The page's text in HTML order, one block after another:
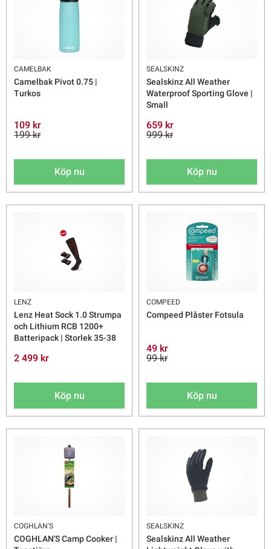
CAMELBAK
Camelbak Pivot 0.75 |
Turkos
109 kr
199 kr
Köp nu
SEALSKINZ
Sealskinz All Weather
Waterproof Sporting Glove |
Small
659 kr
999 kr
Köp nu
LENZ
Lenz Heat Sock 1.0 Strumpa
och Lithium RCB 1200+
Batteripack | Storlek 35-38
2 499 kr
Köp nu
COMPEED
Compeed Plåster Fotsula
49 kr
99 kr
Köp nu
COGHLAN'S
COGHLAN'S Camp Cooker |
SEALSKINZ
Sealskinz All Weather